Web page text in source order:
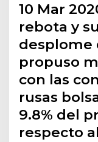
10 Mar
rebota y
desplome
propuso
con las
rusas
9.8% del
respecto